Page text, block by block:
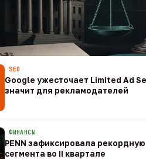
SEO
Google ужесточает Limited Ad
значит для рекламодателей
ФИНАНСЫ
PENN зафиксировала
сегмента во II квартале